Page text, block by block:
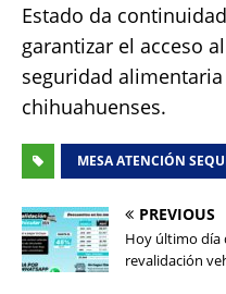
Estado da
garantizar el acceso
seguridad
chihuahuenses.
MESA ATENCIÓN
PREVIOUS
Hoy último día
revalidación